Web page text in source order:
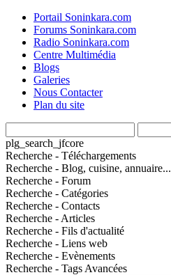
Portail Soninkara.com
Forums Soninkara.com
Radio Soninkara.com
Centre Multimédia
Blogs
Galeries
Nous Contacter
Plan du site
plg_search_jfcore
Recherche - Téléchargements
Recherche - Blog, cuisine, annuaire...
Recherche - Forum
Recherche - Catégories
Recherche - Contacts
Recherche - Articles
Recherche - Fils d'actualité
Recherche - Liens web
Recherche - Evènements
Recherche - Tags Avancées